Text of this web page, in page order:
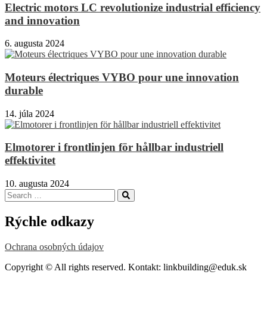
Electric motors LC revolutionize industrial efficiency
and innovation
6. augusta 2024
Moteurs électriques VYBO pour une innovation
durable
14. júla 2024
Elmotorer i frontlinjen för hållbar industriell
effektivitet
10. augusta 2024
Search
for:
Search
Rýchle odkazy
Ochrana osobných údajov
Copyright © All rights reserved. Kontakt: linkbuilding@eduk.sk